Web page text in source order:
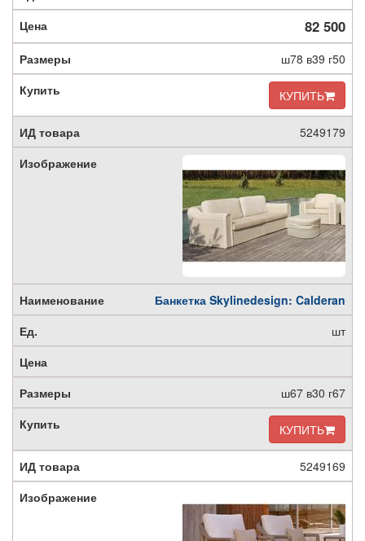
82 500
ш78 в39 г50
КУПИТЬ
5249179
Банкетка Skylinedesign: Calderan
шт
ш67 в30 г67
КУПИТЬ
5249169